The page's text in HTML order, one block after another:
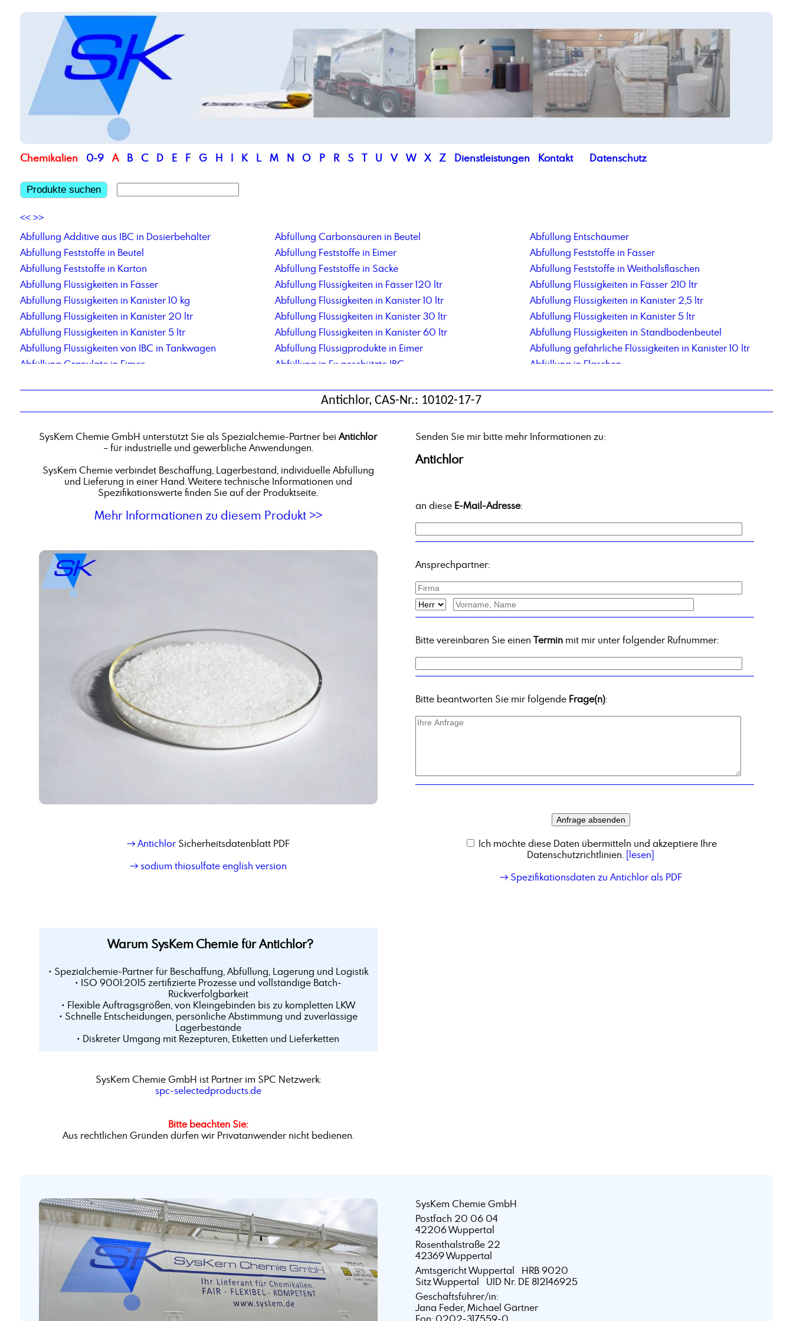
Chemikalien 0-9 A B C D E F G H I K L M N O P R S T U V W X Z Dienstleistungen Kontakt Datenschutz
Produkte suchen
<< >>
Abfüllung Additive aus IBC in Dosierbehälter
Abfüllung Carbonsäuren in Beutel
Abfüllung Entschäumer
Abfüllung Feststoffe in Beutel
Abfüllung Feststoffe in Eimer
Abfüllung Feststoffe in Fässer
Abfüllung Feststoffe in Karton
Abfüllung Feststoffe in Säcke
Abfüllung Feststoffe in Weithalsflaschen
Abfüllung Flüssigkeiten in Fässer
Abfüllung Flüssigkeiten in Fässer 120 ltr
Abfüllung Flüssigkeiten in Fässer 210 ltr
Abfüllung Flüssigkeiten in Kanister 10 kg
Abfüllung Flüssigkeiten in Kanister 10 ltr
Abfüllung Flüssigkeiten in Kanister 2,5 ltr
Abfüllung Flüssigkeiten in Kanister 20 ltr
Abfüllung Flüssigkeiten in Kanister 30 ltr
Abfüllung Flüssigkeiten in Kanister 5 ltr
Abfüllung Flüssigkeiten in Kanister 5 ltr
Abfüllung Flüssigkeiten in Kanister 60 ltr
Abfüllung Flüssigkeiten in Standbodenbeutel
Abfüllung Flüssigkeiten von IBC in Tankwagen
Abfüllung Flüssigprodukte in Eimer
Abfüllung gefährliche Flüssigkeiten in Kanister 10 ltr
Abfüllung Granulate in Eimer
Abfüllung in Ex geschützte IBC
Abfüllung in Flaschen
Abfüllung in IBC mit 1000ltr Nettoinhalt
Abfüllung in Kleinstgebinde
Abfüllung in neue IBC als Mehrweggebinde, inkl. Rücknahme und Wiederbefüllung
Abfüllung Kleingebinde
Abfüllung pastöse Produkte in Fässer
Abfüllung pastöse Produkte in IBC
Abfüllung pastöse Produkte in Kartuschen
Aceton, Endverbleibserklärungspflichtig
Acetyltributylcitrat
Acryl-Maleinsäure Copolymer, Natriumsalz, Lösung
Acrylsäure
Adipinsäure
Aldehyd C 18
Alkene C20-C24
Alkohole, C12-15-branched and linear
Alkohole, C14-15-branched and linear
Alkylamin, C16-18, ethoxyliert + 5 EO
Alkylbenzolsulfonsäure
Aluminiumsulfat,fest, 17/18%
Ätzkali in Schuppen
Azelainsäure
Antichlor, CAS-Nr.: 10102-17-7
SysKem Chemie GmbH unterstützt Sie als Spezialchemie-Partner beiAntichlor
– für industrielle und gewerbliche Anwendungen.
SysKem Chemie verbindet Beschaffung, Lagerbestand, individuelle Abfüllung
und Lieferung in einer Hand. Weitere technische Informationen und
Spezifikationswerte finden Sie auf der Produktseite.
Mehr Informationen zu diesem Produkt >>
→ AntichlorSicherheitsdatenblatt PDF
→ sodium thiosulfate english version
Warum SysKem Chemie für Antichlor?
• Spezialchemie-Partner für Beschaffung, Abfüllung, Lagerung und Logistik
• ISO 9001:2015 zertifizierte Prozesse und vollständige Batch-
Rückverfolgbarkeit
• Flexible Auftragsgrößen, von Kleingebinden bis zu kompletten LKW
• Schnelle Entscheidungen, persönliche Abstimmung und zuverlässige
Lagerbestände
• Diskreter Umgang mit Rezepturen, Etiketten und Lieferketten
SysKem Chemie GmbH ist Partner im SPC Netzwerk:
spc-selectedproducts.de
Bitte beachten Sie:
Aus rechtlichen Gründen dürfen wir Privatanwender nicht bedienen.
Senden Sie mir bitte mehr Informationen zu:
Antichlor
an diese E-Mail-Adresse:
Ansprechpartner:
Bitte vereinbaren Sie einen Terminmit mir unter folgender Rufnummer:
Bitte beantworten Sie mir folgende Frage(n):
Ich möchte diese Daten übermitteln und akzeptiere Ihre
Datenschutzrichtlinien. [lesen]
→ Spezifikationsdaten zu Antichlor als PDF
SysKem Chemie GmbH
Postfach 20 06 04
42206 Wuppertal
Rosenthalstraße 22
42369 Wuppertal
Amtsgericht Wuppertal HRB 9020
Sitz Wuppertal UID Nr. DE 812146925
Geschäftsführer/in:
Jana Feder, Michael Gärtner